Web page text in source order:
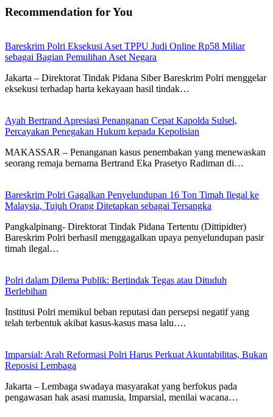
Recommendation for You
Bareskrim Polri Eksekusi Aset TPPU Judi Online Rp58 Miliar
sebagai Bagian Pemulihan Aset Negara
Jakarta – Direktorat Tindak Pidana Siber Bareskrim Polri menggelar
eksekusi terhadap harta kekayaan hasil tindak…
Ayah Bertrand Apresiasi Penanganan Cepat Kapolda Sulsel,
Percayakan Penegakan Hukum kepada Kepolisian
MAKASSAR – Penanganan kasus penembakan yang menewaskan
seorang remaja bernama Bertrand Eka Prasetyo Radiman di…
Bareskrim Polri Gagalkan Penyelundupan 16 Ton Timah Ilegal ke
Malaysia, Tujuh Orang Ditetapkan sebagai Tersangka
Pangkalpinang- Direktorat Tindak Pidana Tertentu (Dittipidter)
Bareskrim Polri berhasil menggagalkan upaya penyelundupan pasir
timah ilegal…
Polri dalam Dilema Publik: Bertindak Tegas atau Dituduh
Berlebihan
Institusi Polri memikul beban reputasi dan persepsi negatif yang
telah terbentuk akibat kasus-kasus masa lalu….
Imparsial: Arah Reformasi Polri Harus Perkuat Akuntabilitas, Bukan
Reposisi Lembaga
Jakarta – Lembaga swadaya masyarakat yang berfokus pada
pengawasan hak asasi manusia, Imparsial, menilai wacana…